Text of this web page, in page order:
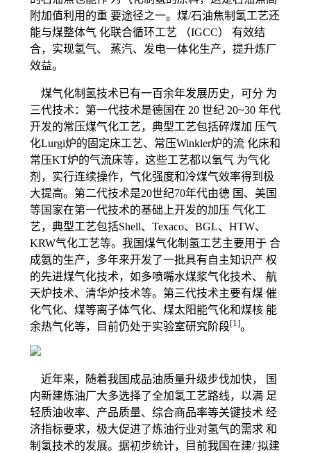
附加值利用的重 要途径之一。煤/石油焦制氢工艺还
能与煤整体气 化联合循环工艺 （IGCC） 有效结
合，实现氢气、 蒸汽、发电一体化生产，提升炼厂
效益。
煤气化制氢技术已有一百余年发展历史，可分 为
三代技术：第一代技术是德国在 20 世纪 20~30 年代
开发的常压煤气化工艺，典型工艺包括碎煤加 压气
化Lurgi炉的固定床工艺、常压Winkler炉的流 化床和
常压KT炉的气流床等，这些工艺都以氧气 为气化
剂，实行连续操作，气化强度和冷煤气效率得到极
大提高。第二代技术是20世纪70年代由德 国、美国
等国家在第一代技术的基础上开发的加压 气化工
艺，典型工艺包括Shell、Texaco、BGL、HTW、
KRW气化工艺等。我国煤气化制氢工艺主要用于 合
成氨的生产，多年来开发了一批具有自主知识产 权
的先进煤气化技术，如多喷嘴水煤浆气化技术、 航
天炉技术、清华炉技术等。第三代技术主要有煤 催
化气化、煤等离子体气化、煤太阳能气化和煤核 能
余热气化等，目前仍处于实验室研究阶段[1]。
近年来，随着我国成品油质量升级步伐加快， 国
内新建炼油厂大多选择了全加氢工艺路线，以满 足
轻质油收率、产品质量、综合商品率等关键技术 经
济指标要求，极大促进了炼油行业对氢气的需求 和
制氢技术的发展。据初步统计，目前我国在建/ 拟建